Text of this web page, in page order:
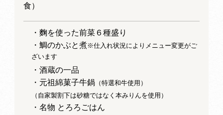
食）
・麴を使った前菜６種盛り
・鯛のかぶと煮※仕入れ状況によりメニュー変更がご
ざいます
・酒蔵の一品
・元祖綿菓子牛鍋（特選和牛使用）
（自家製割下は砂糖ではなく本みりんを使用）
・名物 とろろごはん